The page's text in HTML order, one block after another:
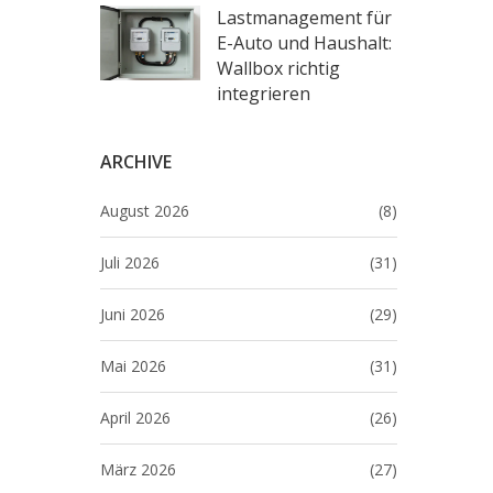
Lastmanagement für
E-Auto und Haushalt:
Wallbox richtig
integrieren
ARCHIVE
August 2026 (8)
Juli 2026 (31)
Juni 2026 (29)
Mai 2026 (31)
April 2026 (26)
März 2026 (27)